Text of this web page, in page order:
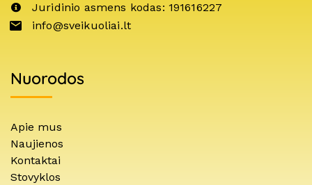
Juridinio asmens kodas: 191616227
info@sveikuoliai.lt
Nuorodos
Apie mus
Naujienos
Kontaktai
Stovyklos